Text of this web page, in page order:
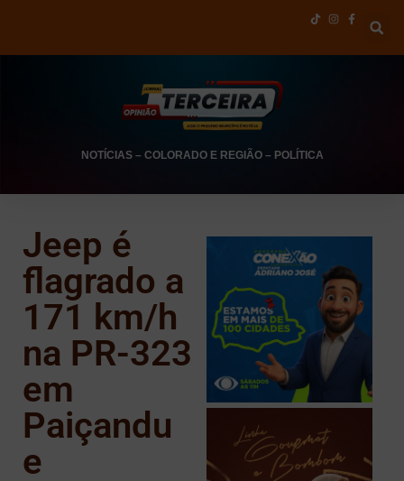
NOTÍCIAS– COLORADO E REGIÃO– POLÍTICA
Jeep é
flagrado a
171 km/h
na PR-323
em
Paiçandu
e